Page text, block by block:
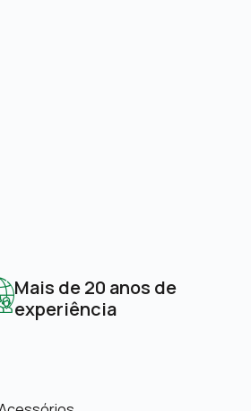
Mais de 20 anos de
experiência